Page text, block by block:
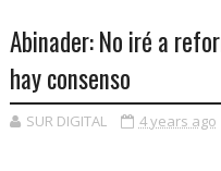
Abinader: No iré a
hay consenso
SUR DIGITAL 4 years ago